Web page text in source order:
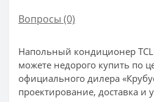
Вопросы (0)
Напольный кондиционер
можете недорого купить по
официального дилера
проектирование, доставка и